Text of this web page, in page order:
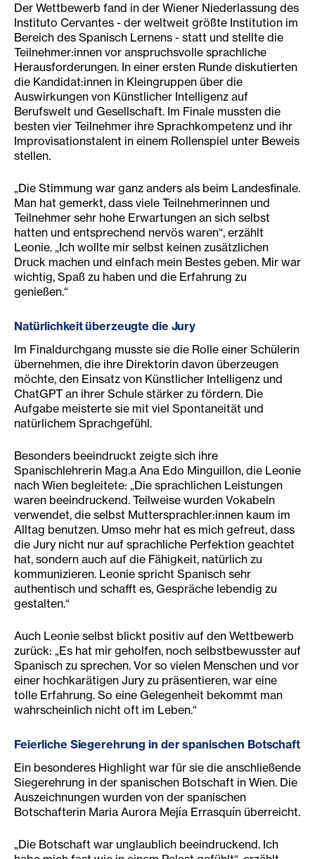
Der Wettbewerb fand in der Wiener Niederlassung des
Instituto Cervantes - der weltweit größte Institution im
Bereich des Spanisch Lernens - statt und stellte die
Teilnehmer:innen vor anspruchsvolle sprachliche
Herausforderungen. In einer ersten Runde diskutierten
die Kandidat:innen in Kleingruppen über die
Auswirkungen von Künstlicher Intelligenz auf
Berufswelt und Gesellschaft. Im Finale mussten die
besten vier Teilnehmer ihre Sprachkompetenz und ihr
Improvisationstalent in einem Rollenspiel unter Beweis
stellen.
„Die Stimmung war ganz anders als beim Landesfinale.
Man hat gemerkt, dass viele Teilnehmerinnen und
Teilnehmer sehr hohe Erwartungen an sich selbst
hatten und entsprechend nervös waren“, erzählt
Leonie. „Ich wollte mir selbst keinen zusätzlichen
Druck machen und einfach mein Bestes geben. Mir war
wichtig, Spaß zu haben und die Erfahrung zu
genießen.“
Natürlichkeit überzeugte die Jury
Im Finaldurchgang musste sie die Rolle einer Schülerin
übernehmen, die ihre Direktorin davon überzeugen
möchte, den Einsatz von Künstlicher Intelligenz und
ChatGPT an ihrer Schule stärker zu fördern. Die
Aufgabe meisterte sie mit viel Spontaneität und
natürlichem Sprachgefühl.
Besonders beeindruckt zeigte sich ihre
Spanischlehrerin Mag.a Ana Edo Minguillon, die Leonie
nach Wien begleitete: „Die sprachlichen Leistungen
waren beeindruckend. Teilweise wurden Vokabeln
verwendet, die selbst Muttersprachler:innen kaum im
Alltag benutzen. Umso mehr hat es mich gefreut, dass
die Jury nicht nur auf sprachliche Perfektion geachtet
hat, sondern auch auf die Fähigkeit, natürlich zu
kommunizieren. Leonie spricht Spanisch sehr
authentisch und schafft es, Gespräche lebendig zu
gestalten.“
Auch Leonie selbst blickt positiv auf den Wettbewerb
zurück: „Es hat mir geholfen, noch selbstbewusster auf
Spanisch zu sprechen. Vor so vielen Menschen und vor
einer hochkarätigen Jury zu präsentieren, war eine
tolle Erfahrung. So eine Gelegenheit bekommt man
wahrscheinlich nicht oft im Leben.“
Feierliche Siegerehrung in der spanischen Botschaft
Ein besonderes Highlight war für sie die anschließende
Siegerehrung in der spanischen Botschaft in Wien. Die
Auszeichnungen wurden von der spanischen
Botschafterin Maria Aurora Mejía Errasquín überreicht.
„Die Botschaft war unglaublich beeindruckend. Ich